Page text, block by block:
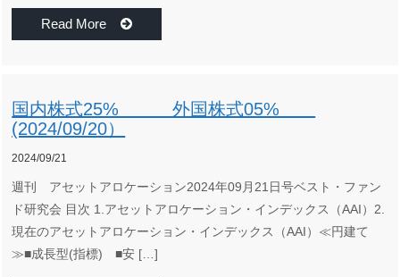
Read More
国内株式25% 外国株式05%
(2024/09/20）
2024/09/21
週刊 アセットアロケーション2024年09月21日号ベスト・ファン
ド研究会 目次 1.アセットアロケーション・インデックス（AAI）2.
現在のアセットアロケーション・インデックス（AAI）≪円建て
≫■成長型(指標) ■安 […]